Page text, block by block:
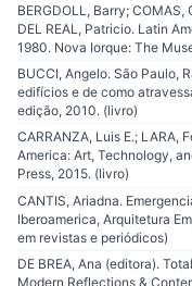
BERGDOLL, Barry;
DEL REAL, Patricio. Latin
1980. Nova Iorque: The
BUCCI, Angelo. São Paulo,
edifícios e de como
edição, 2010. (livro)
CARRANZA, Luis E.; LARA,
America: Art, Technology,
Press, 2015. (livro)
CANTIS, Ariadna.
Iberoamerica, Arquitetura
em revistas e periódicos)
DE BREA, Ana (editora).
Modern Reflections &